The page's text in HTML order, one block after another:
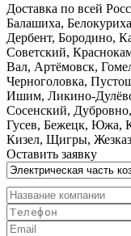
Доставка по всей
Балашиха,
Дербент, Бородино,
Советский,
Вал, Артёмовск,
Черноголовка,
Ишим, Ликино-
Сосенский,
Гусев, Бежецк, Южа,
Кизел, Щигры,
Оставить заявку